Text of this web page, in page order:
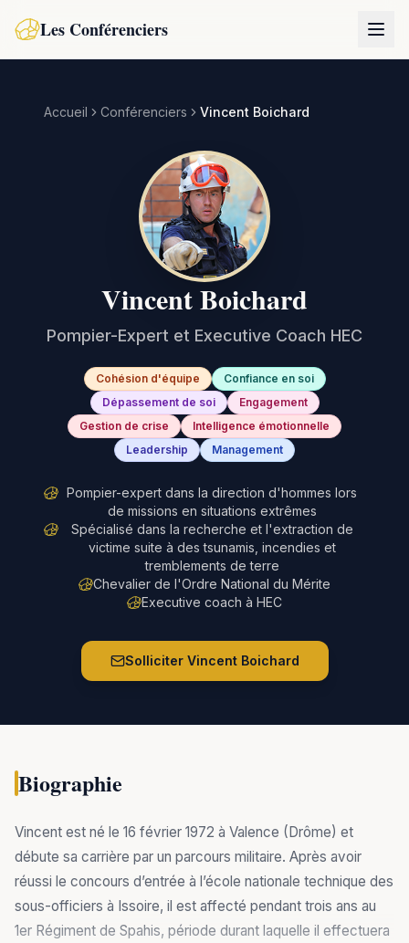
Les Conférenciers
Accueil Conférenciers Vincent Boichard
Vincent Boichard
Pompier-Expert et Executive Coach HEC
Cohésion d'équipe
Confiance en soi
Dépassement de soi
Engagement
Gestion de crise
Intelligence émotionnelle
Leadership
Management
Pompier-expert dans la direction d'hommes lors
de missions en situations extrêmes
Spécialisé dans la recherche et l'extraction de
victime suite à des tsunamis, incendies et
tremblements de terre
Chevalier de l'Ordre National du Mérite
Executive coach à HEC
Solliciter Vincent Boichard
Biographie
Vincent est né le 16 février 1972 à Valence (Drôme) et
débute sa carrière par un parcours militaire. Après avoir
réussi le concours d’entrée à l’école nationale technique des
sous-officiers à Issoire, il est affecté pendant trois ans au
1er Régiment de Spahis, période durant laquelle il effectuera